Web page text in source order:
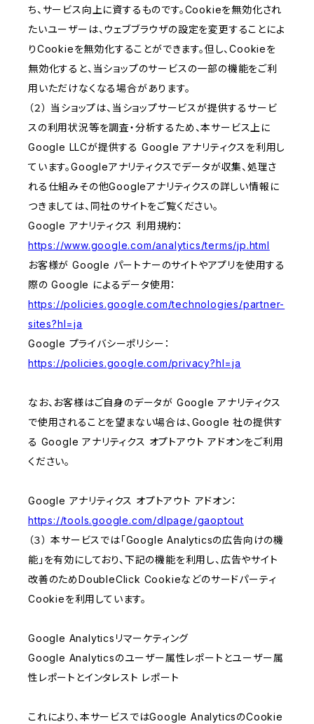
ち、サービス向上に資するものです。Cookieを無効化され
たいユーザーは、ウェブブラウザの設定を変更することによ
りCookieを無効化することができます。但し、Cookieを
無効化すると、当ショップのサービスの一部の機能をご利
用いただけなくなる場合があります。
（２） 当ショップは、当ショップサービスが提供するサービ
スの利用状況等を調査・分析するため、本サービス上に
Google LLCが提供する Google アナリティクスを利用し
ています。Googleアナリティクスでデータが収集、処理さ
れる仕組みその他Googleアナリティクスの詳しい情報に
つきましては、同社のサイトをご覧ください。
Google アナリティクス 利用規約：
https://www.google.com/analytics/terms/jp.html
お客様が Google パートナーのサイトやアプリを使用する
際の Google によるデータ使用：
https://policies.google.com/technologies/partner-
sites?hl=ja
Google プライバシーポリシー：
https://policies.google.com/privacy?hl=ja
なお、お客様はご自身のデータが Google アナリティクス
で使用されることを望まない場合は、Google 社の提供す
る Google アナリティクス オプトアウト アドオンをご利用
ください。
Google アナリティクス オプトアウト アドオン：
https://tools.google.com/dlpage/gaoptout
（３） 本サービスでは「Google Analyticsの広告向けの機
能」を有効にしており、下記の機能を利用し、広告やサイト
改善のためDoubleClick Cookieなどのサードパーティ
Cookieを利用しています。
Google Analyticsリマーケティング
Google Analyticsのユーザー属性レポートとユーザー属
性レポートとインタレスト レポート
これにより、本サービスではGoogle AnalyticsのCookie